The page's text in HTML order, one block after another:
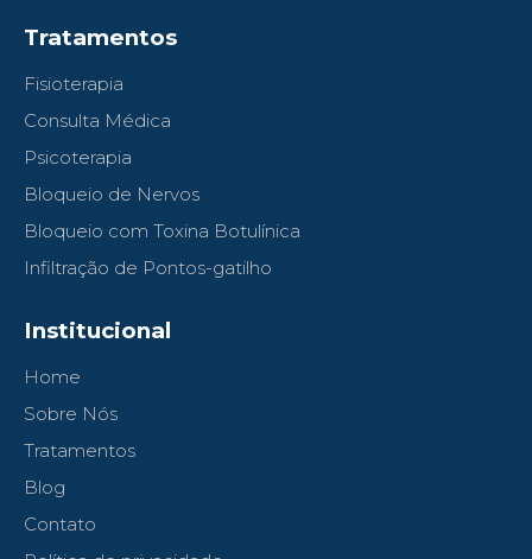
Tratamentos
Fisioterapia
Consulta Médica
Psicoterapia
Bloqueio de Nervos
Bloqueio com Toxina Botulínica
Infiltração de Pontos-gatilho
Institucional
Home
Sobre Nós
Tratamentos
Blog
Contato